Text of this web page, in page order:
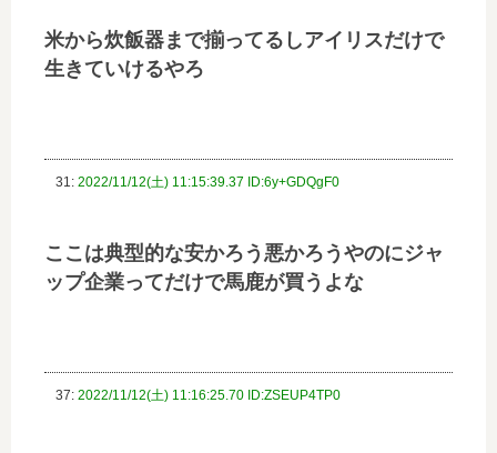
米から炊飯器まで揃ってるしアイリスだけで
生きていけるやろ
31: 2022/11/12(土) 11:15:39.37 ID:6y+GDQgF0
ここは典型的な安かろう悪かろうやのにジャ
ップ企業ってだけで馬鹿が買うよな
37: 2022/11/12(土) 11:16:25.70 ID:ZSEUP4TP0